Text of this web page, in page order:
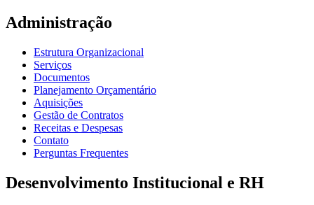
Administração
Estrutura Organizacional
Serviços
Documentos
Planejamento Orçamentário
Aquisições
Gestão de Contratos
Receitas e Despesas
Contato
Perguntas Frequentes
Desenvolvimento Institucional e RH